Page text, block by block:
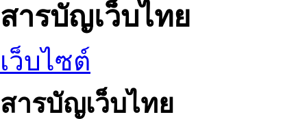
สารบัญเว็บไทย
เว็บไซต์
สารบัญเว็บไทย